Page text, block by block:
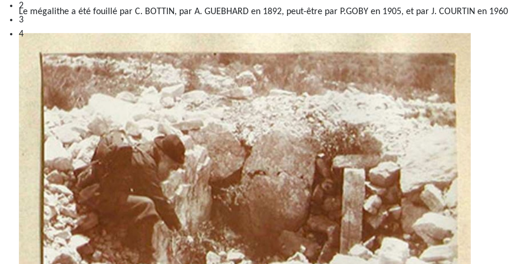
2
3
4
Le mégalithe a été fouillé par C. BOTTIN, par A. GUEBHARD en 1892, peut-être par P.GOBY en 1905, et par J. COURTIN en 1960